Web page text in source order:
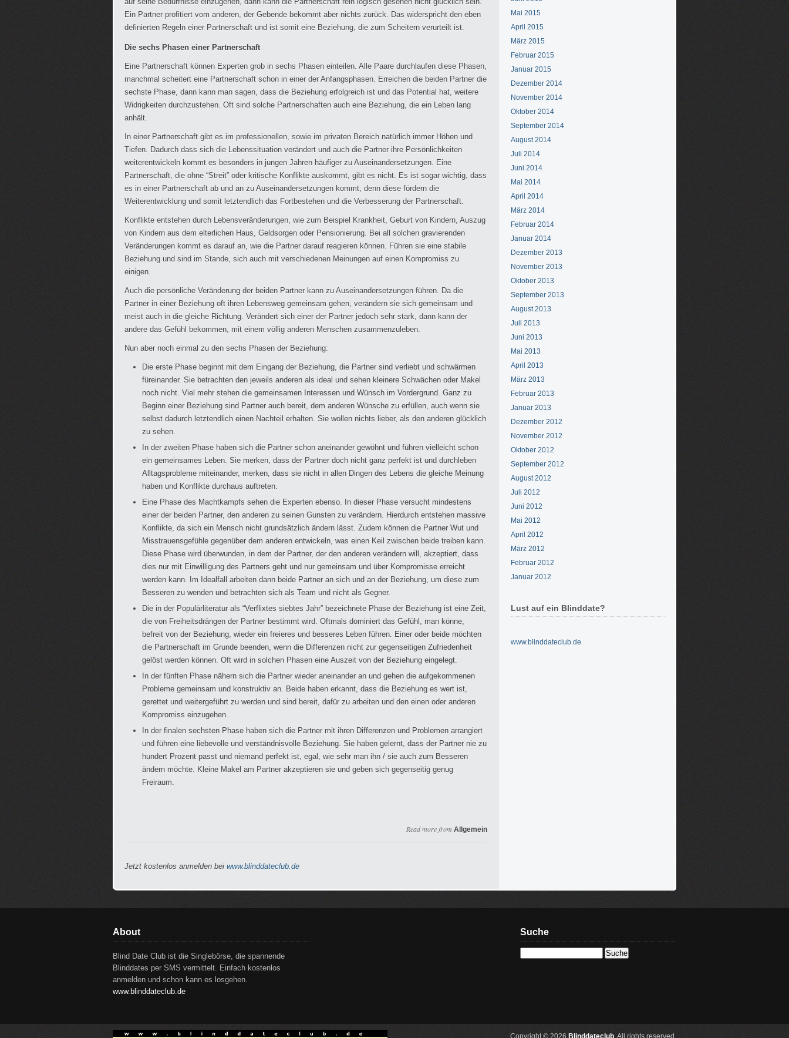
Ein Partner profitiert vom anderen, der Gebende bekommt aber nichts zurück. Das widerspricht den eben
definierten Regeln einer Partnerschaft und ist somit eine Beziehung, die zum Scheitern verurteilt ist.
Die sechs Phasen einer Partnerschaft
Eine Partnerschaft können Experten grob in sechs Phasen einteilen. Alle Paare durchlaufen diese Phasen,
manchmal scheitert eine Partnerschaft schon in einer der Anfangsphasen. Erreichen die beiden Partner die
sechste Phase, dann kann man sagen, dass die Beziehung erfolgreich ist und das Potential hat, weitere
Widrigkeiten durchzustehen. Oft sind solche Partnerschaften auch eine Beziehung, die ein Leben lang
anhält.
In einer Partnerschaft gibt es im professionellen, sowie im privaten Bereich natürlich immer Höhen und
Tiefen. Dadurch dass sich die Lebenssituation verändert und auch die Partner ihre Persönlichkeiten
weiterentwickeln kommt es besonders in jungen Jahren häufiger zu Auseinandersetzungen. Eine
Partnerschaft, die ohne “Streit” oder kritische Konflikte auskommt, gibt es nicht. Es ist sogar wichtig, dass
es in einer Partnerschaft ab und an zu Auseinandersetzungen kommt, denn diese fördern die
Weiterentwicklung und somit letztendlich das Fortbestehen und die Verbesserung der Partnerschaft.
Konflikte entstehen durch Lebensveränderungen, wie zum Beispiel Krankheit, Geburt von Kindern, Auszug
von Kindern aus dem elterlichen Haus, Geldsorgen oder Pensionierung. Bei all solchen gravierenden
Veränderungen kommt es darauf an, wie die Partner darauf reagieren können. Führen sie eine stabile
Beziehung und sind im Stande, sich auch mit verschiedenen Meinungen auf einen Kompromiss zu
einigen.
Auch die persönliche Veränderung der beiden Partner kann zu Auseinandersetzungen führen. Da die
Partner in einer Beziehung oft ihren Lebensweg gemeinsam gehen, verändern sie sich gemeinsam und
meist auch in die gleiche Richtung. Verändert sich einer der Partner jedoch sehr stark, dann kann der
andere das Gefühl bekommen, mit einem völlig anderen Menschen zusammenzuleben.
Nun aber noch einmal zu den sechs Phasen der Beziehung:
Die erste Phase beginnt mit dem Eingang der Beziehung, die Partner sind verliebt und schwärmen
füreinander. Sie betrachten den jeweils anderen als ideal und sehen kleinere Schwächen oder Makel
noch nicht. Viel mehr stehen die gemeinsamen Interessen und Wünsch im Vordergrund. Ganz zu
Beginn einer Beziehung sind Partner auch bereit, dem anderen Wünsche zu erfüllen, auch wenn sie
selbst dadurch letztendlich einen Nachteil erhalten. Sie wollen nichts lieber, als den anderen glücklich
zu sehen.
In der zweiten Phase haben sich die Partner schon aneinander gewöhnt und führen vielleicht schon
ein gemeinsames Leben. Sie merken, dass der Partner doch nicht ganz perfekt ist und durchleben
Alltagsprobleme miteinander, merken, dass sie nicht in allen Dingen des Lebens die gleiche Meinung
haben und Konflikte durchaus auftreten.
Eine Phase des Machtkampfs sehen die Experten ebenso. In dieser Phase versucht mindestens
einer der beiden Partner, den anderen zu seinen Gunsten zu verändern. Hierdurch entstehen massive
Konflikte, da sich ein Mensch nicht grundsätzlich ändern lässt. Zudem können die Partner Wut und
Misstrauensgefühle gegenüber dem anderen entwickeln, was einen Keil zwischen beide treiben kann.
Diese Phase wird überwunden, in dem der Partner, der den anderen verändern will, akzeptiert, dass
dies nur mit Einwilligung des Partners geht und nur gemeinsam und über Kompromisse erreicht
werden kann. Im Idealfall arbeiten dann beide Partner an sich und an der Beziehung, um diese zum
Besseren zu wenden und betrachten sich als Team und nicht als Gegner.
Die in der Populärliteratur als “Verflixtes siebtes Jahr” bezeichnete Phase der Beziehung ist eine Zeit,
die von Freiheitsdrängen der Partner bestimmt wird. Oftmals dominiert das Gefühl, man könne,
befreit von der Beziehung, wieder ein freieres und besseres Leben führen. Einer oder beide möchten
die Partnerschaft im Grunde beenden, wenn die Differenzen nicht zur gegenseitigen Zufriedenheit
gelöst werden können. Oft wird in solchen Phasen eine Auszeit von der Beziehung eingelegt.
In der fünften Phase nähern sich die Partner wieder aneinander an und gehen die aufgekommenen
Probleme gemeinsam und konstruktiv an. Beide haben erkannt, dass die Beziehung es wert ist,
gerettet und weitergeführt zu werden und sind bereit, dafür zu arbeiten und den einen oder anderen
Kompromiss einzugehen.
In der finalen sechsten Phase haben sich die Partner mit ihren Differenzen und Problemen arrangiert
und führen eine liebevolle und verständnisvolle Beziehung. Sie haben gelernt, dass der Partner nie zu
hundert Prozent passt und niemand perfekt ist, egal, wie sehr man ihn / sie auch zum Besseren
ändern möchte. Kleine Makel am Partner akzeptieren sie und geben sich gegenseitig genug
Freiraum.
Read more from Allgemein
Jetzt kostenlos anmelden bei www.blinddateclub.de
Mai 2015
April 2015
März 2015
Februar 2015
Januar 2015
Dezember 2014
November 2014
Oktober 2014
September 2014
August 2014
Juli 2014
Juni 2014
Mai 2014
April 2014
März 2014
Februar 2014
Januar 2014
Dezember 2013
November 2013
Oktober 2013
September 2013
August 2013
Juli 2013
Juni 2013
Mai 2013
April 2013
März 2013
Februar 2013
Januar 2013
Dezember 2012
November 2012
Oktober 2012
September 2012
August 2012
Juli 2012
Juni 2012
Mai 2012
April 2012
März 2012
Februar 2012
Januar 2012
Lust auf ein Blinddate?
www.blinddateclub.de
About
Blind Date Club ist die Singlebörse, die spannende
Blinddates per SMS vermittelt. Einfach kostenlos
anmelden und schon kann es losgehen.
www.blinddateclub.de
Suche
Copyright © 2026 Blinddateclub . All rights reserved.